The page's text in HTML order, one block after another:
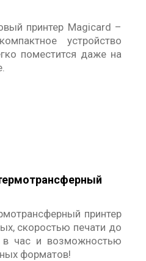
принтер Magicard –
устройство
поместится даже на
принтер
скоростью печати до
в час и возможностью
форматов!